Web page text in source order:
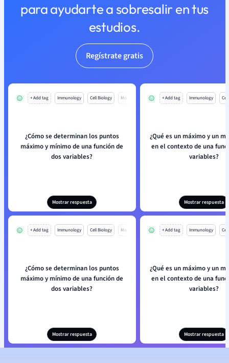
para ayudarte a sobresalir en tus
estudios.
Regístrate gratis
+ Add tag Immunology Cell Biology Mo
¿Cómo se determinan los puntos
máximo y mínimo de una función de
dos variables?
Mostrar respuesta
+ Add tag Immunology
¿Qué es un máximo y un
en el contexto de una
variables?
Mostrar respuesta
+ Add tag Immunology Cell Biology Mo
¿Cómo se determinan los puntos
máximo y mínimo de una función de
dos variables?
Mostrar respuesta
+ Add tag Immunology
¿Qué es un máximo y un
en el contexto de una
variables?
Mostrar respuesta